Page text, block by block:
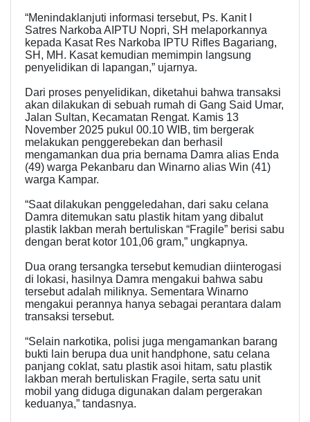
“Menindaklanjuti informasi tersebut, Ps. Kanit I
Satres Narkoba AIPTU Nopri, SH melaporkannya
kepada Kasat Res Narkoba IPTU Rifles Bagariang,
SH, MH. Kasat kemudian memimpin langsung
penyelidikan di lapangan,” ujarnya.
Dari proses penyelidikan, diketahui bahwa transaksi
akan dilakukan di sebuah rumah di Gang Said Umar,
Jalan Sultan, Kecamatan Rengat. Kamis 13
November 2025 pukul 00.10 WIB, tim bergerak
melakukan penggerebekan dan berhasil
mengamankan dua pria bernama Damra alias Enda
(49) warga Pekanbaru dan Winarno alias Win (41)
warga Kampar.
“Saat dilakukan penggeledahan, dari saku celana
Damra ditemukan satu plastik hitam yang dibalut
plastik lakban merah bertuliskan “Fragile” berisi sabu
dengan berat kotor 101,06 gram,” ungkapnya.
Dua orang tersangka tersebut kemudian diinterogasi
di lokasi, hasilnya Damra mengakui bahwa sabu
tersebut adalah miliknya. Sementara Winarno
mengakui perannya hanya sebagai perantara dalam
transaksi tersebut.
“Selain narkotika, polisi juga mengamankan barang
bukti lain berupa dua unit handphone, satu celana
panjang coklat, satu plastik asoi hitam, satu plastik
lakban merah bertuliskan Fragile, serta satu unit
mobil yang diduga digunakan dalam pergerakan
keduanya,” tandasnya.